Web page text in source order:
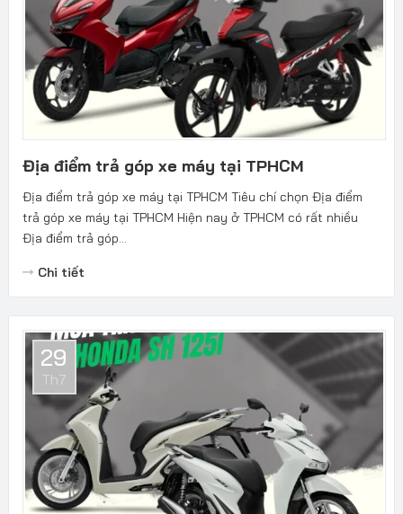
Địa điểm trả góp xe máy tại TPHCM
Địa điểm trả góp xe máy tại TPHCM Tiêu chí chọn Địa điểm
trả góp xe máy tại TPHCM Hiện nay ở TPHCM có rất nhiều
Địa điểm trả góp...
Chi tiết
29
Th7